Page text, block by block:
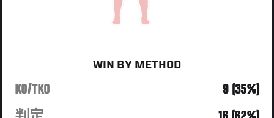
WIN BY METHOD
KO/TKO
9 (35%)